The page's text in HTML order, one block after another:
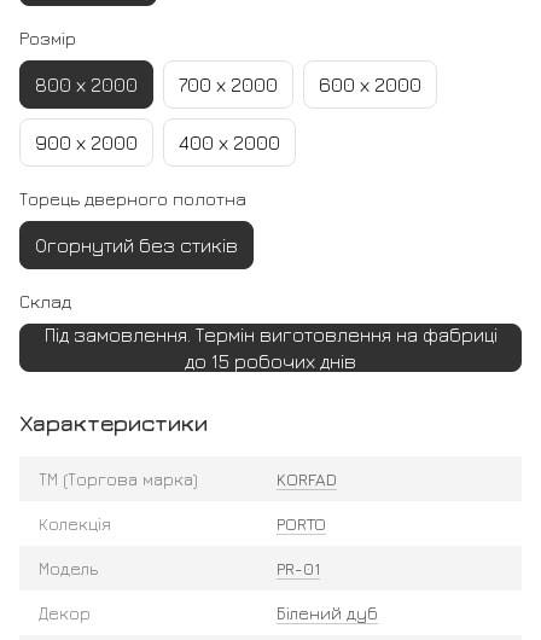
Розмір
800 х 2000 700 х 2000 600 х 2000
900 х 2000 400 х 2000
Торець дверного полотна
Огорнутий без стиків
Склад
Під замовлення. Термін виготовлення на фабриці
до 15 робочих днів
Характеристики
ТМ (Торгова марка) KORFAD
Колекція PORTO
Модель PR-01
Декор Білений дуб